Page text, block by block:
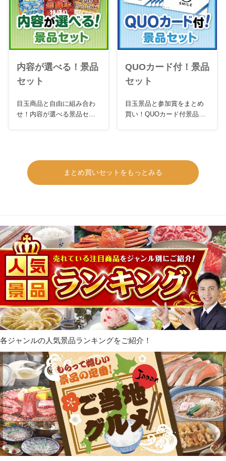
内容が選べる！景品
セット
目玉商品と自由に組み合わ
せ！内容が選べる景品セッ
QUOカード付！景品
セット
目玉景品と参加賞をまとめ
買い！QUOカード付景品セ
まとめ買いセットをもっとみる
各ジャンルの人気景品ランキングをご紹介！